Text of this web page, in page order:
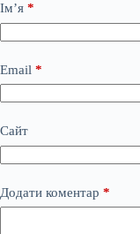
Ім’я *
Email *
Сайт
Додати коментар *